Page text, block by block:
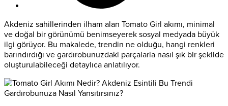
Akdeniz sahillerinden ilham alan Tomato Girl akımı, minimal
ve doğal bir görünümü benimseyerek sosyal medyada büyük
ilgi görüyor. Bu makalede, trendin ne olduğu, hangi renkleri
barındırdığı ve gardırobunuzdaki parçalarla nasıl şık bir şekilde
oluşturulabileceği detaylıca anlatılıyor.